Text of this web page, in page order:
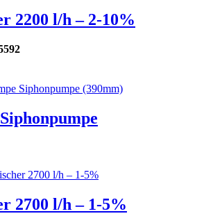
2200 l/h – 2-10%
2700 l/h – 1-5%